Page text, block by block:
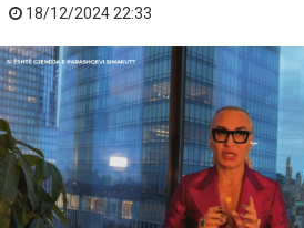
18/12/2024 22:33